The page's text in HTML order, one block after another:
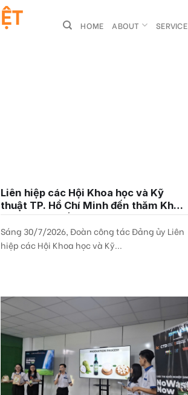
HOME ABOUT SERVICE
Liên hiệp các Hội Khoa học và Kỹ
thuật TP. Hồ Chí Minh đến thăm Khu
Công nghệ số Hậu Giang
Sáng 30/7/2026, Đoàn công tác Đảng ủy Liên
hiệp các Hội Khoa học và Kỹ...